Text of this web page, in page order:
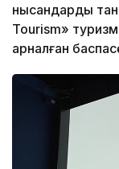
нысандарды
Tourism»
арналған